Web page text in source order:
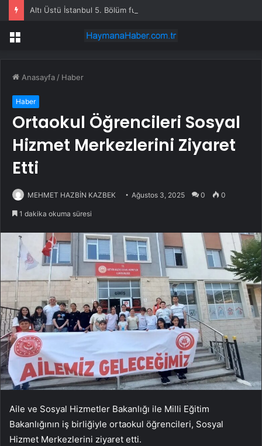
Menü
Anasayfa / Haber
Haber
Ortaokul Öğrencileri Sosyal
Hizmet Merkezlerini Ziyaret
Etti
MEHMET HAZBİN KAZBEK Ağustos 3, 2025 0 0
1 dakika okuma süresi
Aile ve Sosyal Hizmetler Bakanlığı ile Milli Eğitim
Bakanlığının iş birliğiyle ortaokul öğrencileri, Sosyal
Hizmet Merkezlerini ziyaret etti.